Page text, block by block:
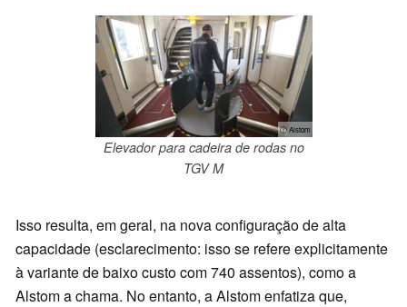
ⓘ Alstom
Elevador para cadeira de rodas no
TGV M
Isso resulta, em geral, na nova configuração de alta
capacidade (esclarecimento: isso se refere explicitamente
à variante de baixo custo com 740 assentos), como a
Alstom a chama. No entanto, a Alstom enfatiza que,